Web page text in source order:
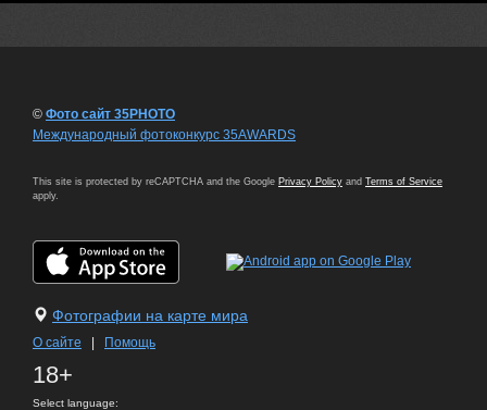
© Фото сайт 35PHOTO
Международный фотоконкурс 35AWARDS
This site is protected by reCAPTCHA and the Google Privacy Policy and Terms of Service
apply.
Фотографии на карте мира
О сайте Помощь
18+
Select language: